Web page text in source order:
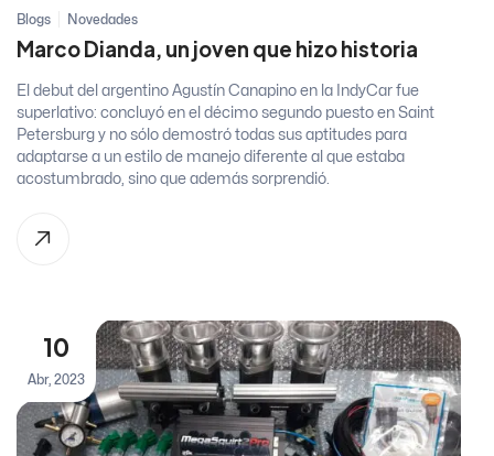
Blogs Novedades
Marco Dianda, un joven que hizo historia
El debut del argentino Agustín Canapino en la IndyCar fue
superlativo: concluyó en el décimo segundo puesto en Saint
Petersburg y no sólo demostró todas sus aptitudes para
adaptarse a un estilo de manejo diferente al que estaba
acostumbrado, sino que además sorprendió.
10
Abr, 2023